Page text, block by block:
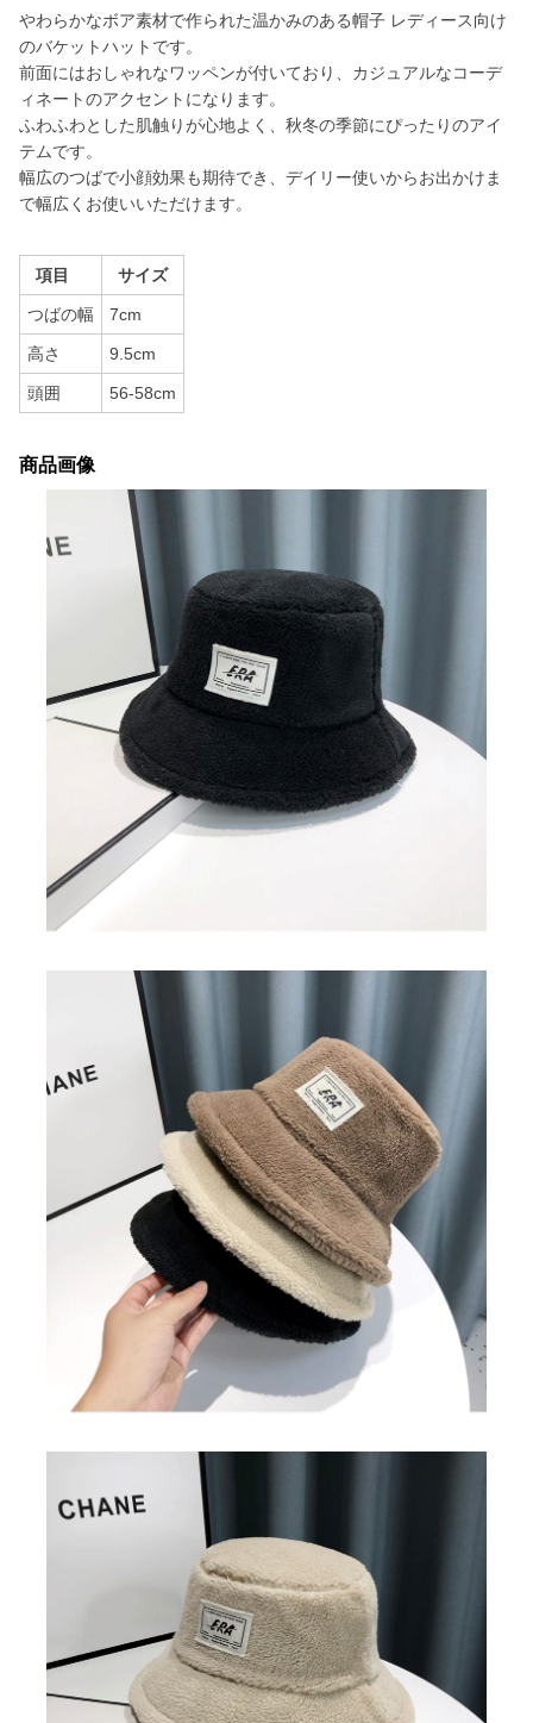
やわらかなボア素材で作られた温かみのある帽子 レディース向け
のバケットハットです。
前面にはおしゃれなワッペンが付いており、カジュアルなコーデ
ィネートのアクセントになります。
ふわふわとした肌触りが心地よく、秋冬の季節にぴったりのアイ
テムです。
幅広のつばで小顔効果も期待でき、デイリー使いからお出かけま
で幅広くお使いいただけます。
項目 サイズ
つばの幅 7cm
高さ 9.5cm
頭囲 56-58cm
商品画像